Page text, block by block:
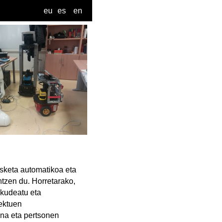
eu es en
automatikoa eta
du. Horretarako,
eta
eta pertsonen